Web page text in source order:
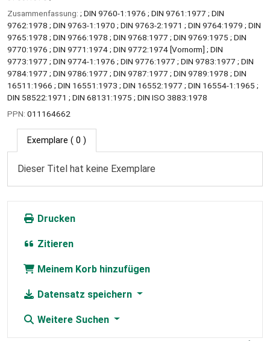
Zusammenfassung: ; DIN 9760-1:1976 ; DIN 9761:1977 ; DIN
9762:1978 ; DIN 9763-1:1970 ; DIN 9763-2:1971 ; DIN 9764:1979 ; DIN
9765:1978 ; DIN 9766:1978 ; DIN 9768:1977 ; DIN 9769:1975 ; DIN
9770:1976 ; DIN 9771:1974 ; DIN 9772:1974 [Vornorm] ; DIN
9773:1977 ; DIN 9774-1:1976 ; DIN 9776:1977 ; DIN 9783:1977 ; DIN
9784:1977 ; DIN 9786:1977 ; DIN 9787:1977 ; DIN 9789:1978 ; DIN
16511:1966 ; DIN 16551:1973 ; DIN 16552:1977 ; DIN 16554-1:1965 ;
DIN 58522:1971 ; DIN 68131:1975 ; DIN ISO 3883:1978
PPN: 011164662
Exemplare ( 0 )
Dieser Titel hat keine Exemplare
Drucken
Zitieren
Meinem Korb hinzufügen
Datensatz speichern
Weitere Suchen